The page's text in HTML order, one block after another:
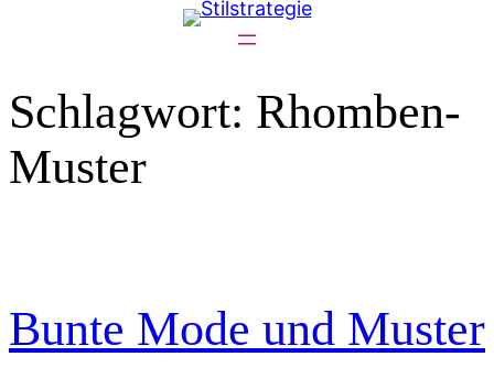
Schlagwort: Rhomben-
Muster
Bunte Mode und Muster